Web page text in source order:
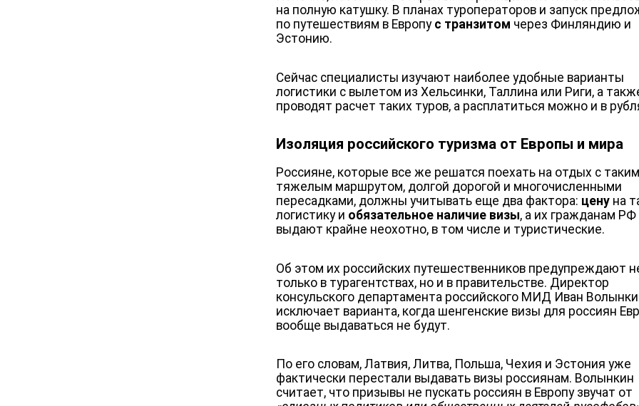
на полную катушку. В планах туроператоров и запуск
по путешествиям в Европу с транзитом через Финляндию и
Эстонию.
Сейчас специалисты изучают наиболее удобные варианты
логистики с вылетом из Хельсинки, Таллина или Риги, а
проводят расчет таких туров, а расплатиться можно и в
Изоляция российского туризма от Европы и мира
Россияне, которые все же решатся поехать на отдых с таким
тяжелым маршрутом, долгой дорогой и многочисленными
пересадками, должны учитывать еще два фактора: цену на
логистику и обязательное наличие визы, а их гражданам РФ
выдают крайне неохотно, в том числе и туристические.
Об этом их российских путешественников предупреждают
только в турагентствах, но и в правительстве. Директор
консульского департамента российского МИД Иван
исключает варианта, когда шенгенские визы для россиян
вообще выдаваться не будут.
По его словам, Латвия, Литва, Польша, Чехия и Эстония уже
фактически перестали выдавать визы россиянам. Волынкин
считает, что призывы не пускать россиян в Европу звучат от